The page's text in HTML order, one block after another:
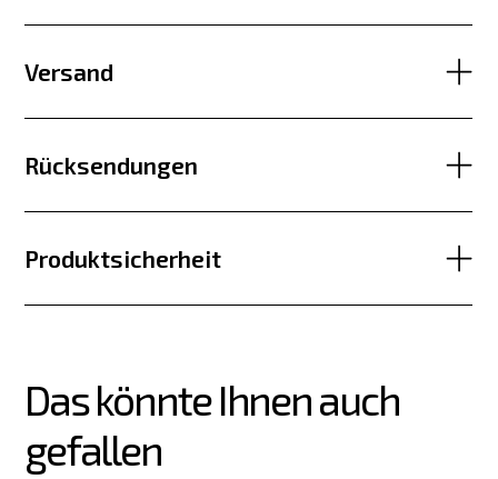
Versand
Rücksendungen
Produktsicherheit
Das könnte Ihnen auch
gefallen